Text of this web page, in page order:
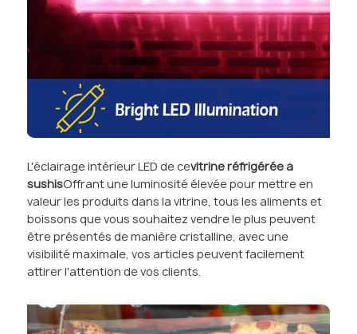
L'éclairage intérieur LED de cevitrine réfrigérée à
sushisOffrant une luminosité élevée pour mettre en
valeur les produits dans la vitrine, tous les aliments et
boissons que vous souhaitez vendre le plus peuvent
être présentés de manière cristalline, avec une
visibilité maximale, vos articles peuvent facilement
attirer l'attention de vos clients.